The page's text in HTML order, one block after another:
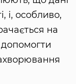
і, особливо,
на